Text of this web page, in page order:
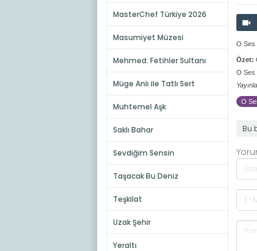
MasterChef Türkiye 2026
Masumiyet Müzesi
Mehmed: Fetihler Sultanı
Müge Anlı ile Tatlı Sert
Muhtemel Aşk
Saklı Bahar
Sevdiğim Sensin
Taşacak Bu Deniz
Teşkilat
Uzak Şehir
Yeraltı
O Ses
Özet:
O Ses
O
Bu